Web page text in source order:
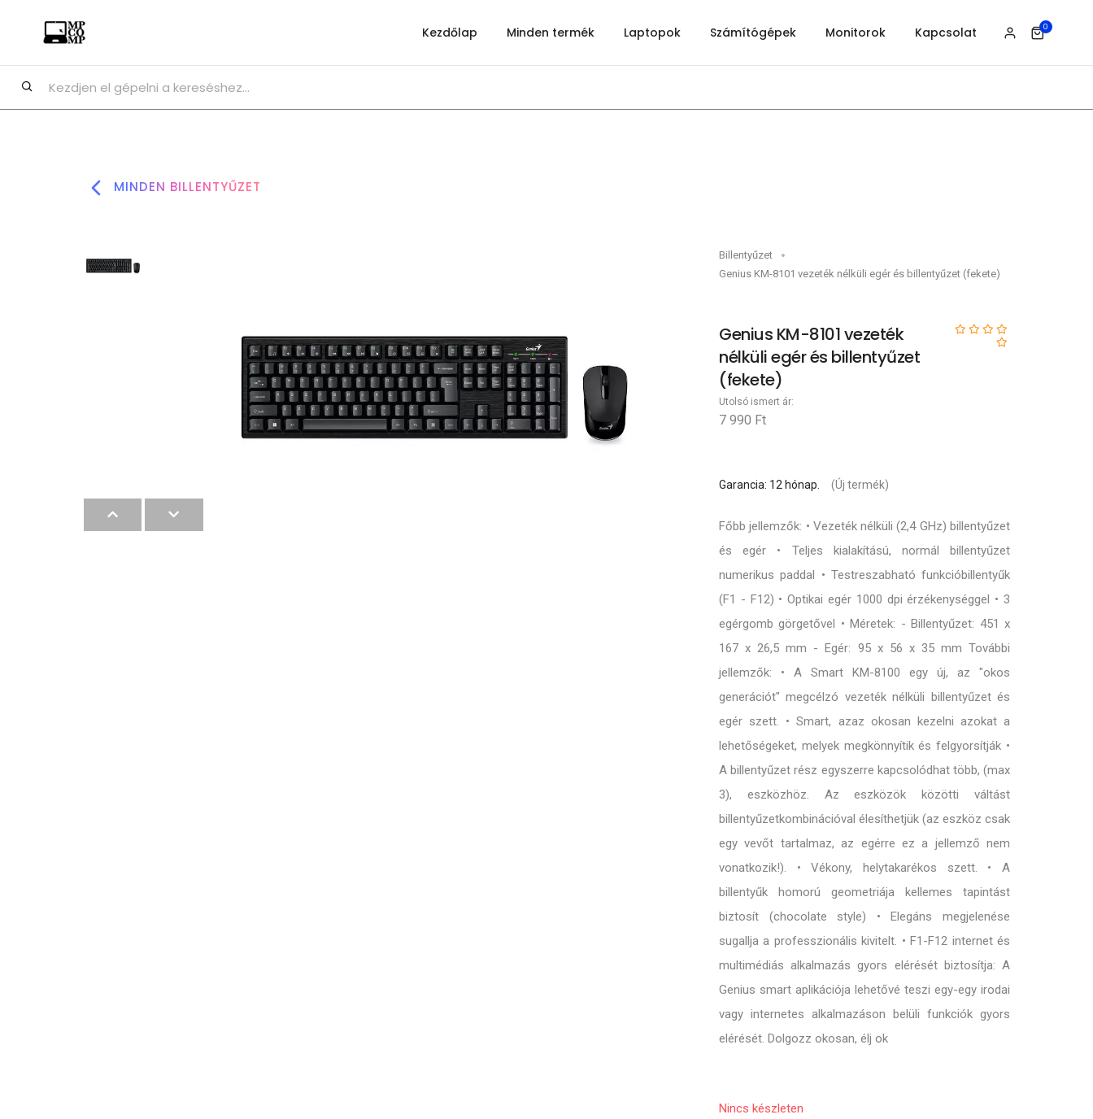
Kezdőlap Minden termék Laptopok Számítógépek Monitorok Kapcsolat 0
MINDEN BILLENTYŰZET
Billentyűzet
Genius KM-8101 vezeték nélküli egér és billentyűzet (fekete)
Genius KM-8101 vezeték
nélküli egér és billentyűzet
(fekete)
Utolsó ismert ár:
7 990 Ft
Garancia: 12 hónap. (Új termék)
Főbb jellemzők: • Vezeték nélküli (2,4 GHz) billentyűzet
és egér • Teljes kialakítású, normál billentyűzet
numerikus paddal • Testreszabható funkcióbillentyűk
(F1 - F12) • Optikai egér 1000 dpi érzékenységgel • 3
egérgomb görgetővel • Méretek: - Billentyűzet: 451 x
167 x 26,5 mm - Egér: 95 x 56 x 35 mm További
jellemzők: • A Smart KM-8100 egy új, az "okos
generációt" megcélzó vezeték nélküli billentyűzet és
egér szett. • Smart, azaz okosan kezelni azokat a
lehetőségeket, melyek megkönnyítik és felgyorsítják •
A billentyűzet rész egyszerre kapcsolódhat több, (max
3), eszközhöz. Az eszközök közötti váltást
billentyűzetkombinációval élesíthetjük (az eszköz csak
egy vevőt tartalmaz, az egérre ez a jellemző nem
vonatkozik!). • Vékony, helytakarékos szett. • A
billentyűk homorú geometriája kellemes tapintást
biztosít (chocolate style) • Elegáns megjelenése
sugallja a professzionális kivitelt. • F1-F12 internet és
multimédiás alkalmazás gyors elérését biztosítja: A
Genius smart aplikációja lehetővé teszi egy-egy irodai
vagy internetes alkalmazáson belüli funkciók gyors
elérését. Dolgozz okosan, élj ok
Nincs készleten